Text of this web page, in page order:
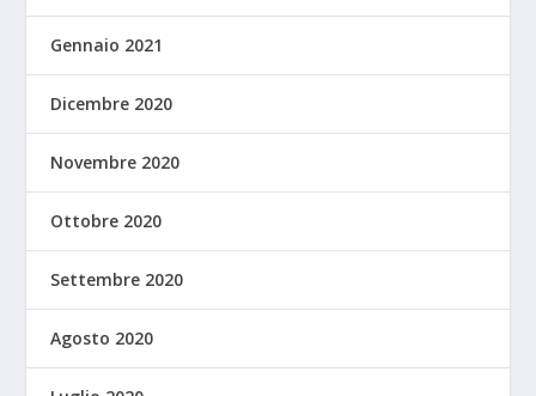
Gennaio 2021
Dicembre 2020
Novembre 2020
Ottobre 2020
Settembre 2020
Agosto 2020